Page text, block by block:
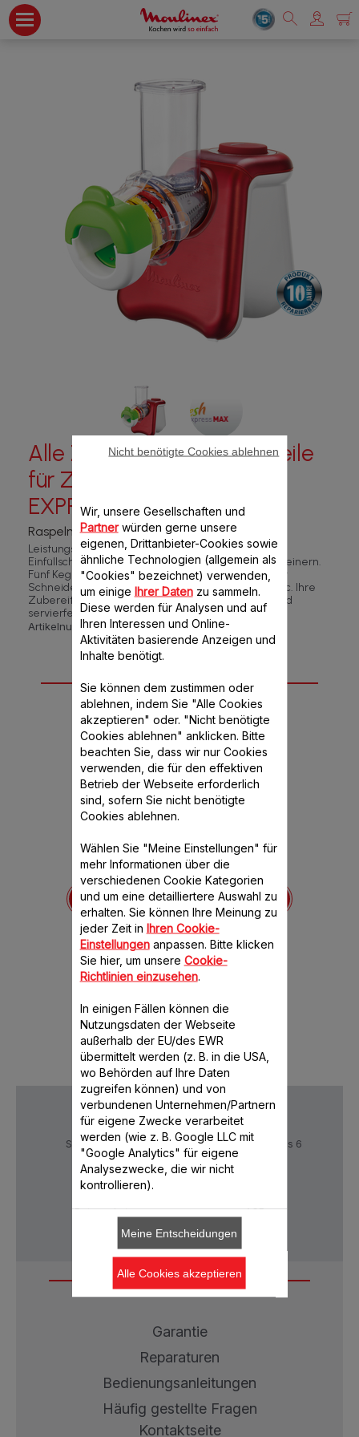
Alle Zubehör- und Ersatzteile
für ZERKLEINERER FRESH
EXPRESS MAX
Raspeln und schneiden einfach gemacht!
Leistungsstark aufgrund eines besonders großen
Einfüllschachts und großer Kegel für schnelles Zerkleinern.
Fünf Kegeln zum Reiben, Schneiden, Schaben oder
Schneiden von Gemüse, Obst, Käse, Schokolade etc. Ihre
Zubereitungen fallen direkt auf Ihren Teller und sind
servierfertig.br/>
Artikelnummer : DJ810510
10 Zubehör-Teil(e)
für dieses Produkt
Gehäuse Plastik Kegel
SS-1530000100
Einfacher Gebrauch.
Verfügbare Menge.
CHF 11.00
In den Warenkorb legen
Sichere Zahlung
Lieferzeiten: 5 bis 6
Verktage
Datenschutz AGB
Service
Garantie
Reparaturen
Bedienungsanleitungen
Häufig gestellte Fragen
Kontaktseite
Wir, unsere Gesellschaften und
Partnerwürden gerne unsere
eigenen, Drittanbieter-Cookies sowie
ähnliche Technologien (allgemein als
"Cookies" bezeichnet) verwenden,
um einige Ihrer Datenzu sammeln.
Diese werden für Analysen und auf
Ihren Interessen und Online-
Aktivitäten basierende Anzeigen und
Inhalte benötigt.
Sie können dem zustimmen oder
ablehnen, indem Sie "Alle Cookies
akzeptieren" oder. "Nicht benötigte
Cookies ablehnen" anklicken. Bitte
beachten Sie, dass wir nur Cookies
verwenden, die für den effektiven
Betrieb der Webseite erforderlich
sind, sofern Sie nicht benötigte
Cookies ablehnen.
Wählen Sie "Meine Einstellungen" für
mehr Informationen über die
verschiedenen Cookie Kategorien
und um eine detailliertere Auswahl zu
erhalten. Sie können Ihre Meinung zu
jeder Zeit in Ihren Cookie-
Einstellungenanpassen. Bitte klicken
Sie hier, um unsere Cookie-
Richtlinien einzusehen.
In einigen Fällen können die
Nutzungsdaten der Webseite
außerhalb der EU/des EWR
übermittelt werden (z. B. in die USA,
wo Behörden auf Ihre Daten
zugreifen können) und von
verbundenen Unternehmen/Partnern
für eigene Zwecke verarbeitet
werden (wie z. B. Google LLC mit
"Google Analytics" für eigene
Analysezwecke, die wir nicht
kontrollieren).
Nicht benötigte Cookies ablehnen
Meine Entscheidungen
Alle Cookies akzeptieren